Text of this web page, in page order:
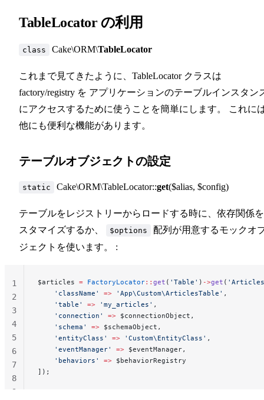
TableLocator の利用
class Cake\ORM\TableLocator
これまで見てきたように、TableLocator クラスは
factory/registry を アプリケーションのテーブルインスタン
にアクセスするために使うことを簡単にします。 これに
他にも便利な機能があります。
テーブルオブジェクトの設定
static Cake\ORM\TableLocator::get($alias, $config)
テーブルをレジストリーからロードする時に、依存関係
スタマイズするか、
$options
配列が用意するモックオ
ジェクトを使います。 :
$articles = FactoryLocator:: get ( 'Table' ) ->get (
    'className'
=> 'App\Custom\ArticlesTable' ,
    'table'
=> 'my_articles' ,
    'connection'
=> $connectionObject,
    'schema'
=> $schemaObject,
    'entityClass'
=> 'Custom\EntityClass' ,
    'eventManager'
=> $eventManager,
    'behaviors'
=> $behaviorRegistry
]);
1
2
3
4
5
6
7
8
9